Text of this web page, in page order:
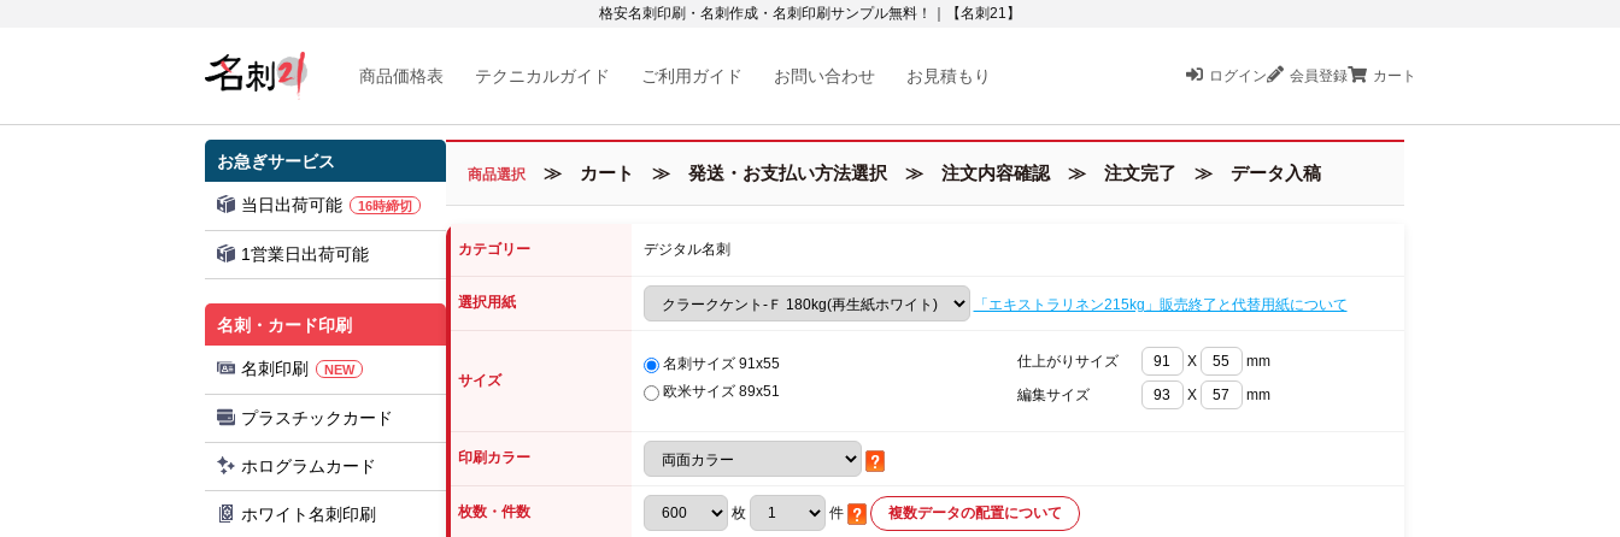
格安名刺印刷・名刺作成・名刺印刷サンプル無料！｜【名刺21】
商品価格表 テクニカルガイド ご利用ガイド お問い合わせ お見積もり ログイン 会員登録 カート
お急ぎサービス
当日出荷可能 16時締切
1営業日出荷可能
名刺・カード印刷
名刺印刷 NEW
プラスチックカード
ホログラムカード
ホワイト名刺印刷
商品選択≫ カート ≫ 発送・お支払い方法選択 ≫ 注文内容確認 ≫ 注文完了 ≫ データ入稿
カテゴリー デジタル名刺
選択用紙 「エキストラリネン215kg」販売終了と代替用紙について
サイズ
名刺サイズ 91x55
欧米サイズ 89x51
仕上がりサイズ X
mm
編集サイズ
X mm
印刷カラー
枚数・件数 枚 件 複数データの配置について